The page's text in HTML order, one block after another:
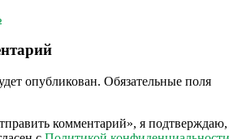
опубликован. Обязательные поля
комментарий», я подтверждаю,